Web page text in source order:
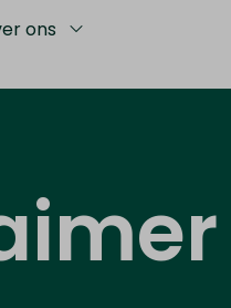
ons